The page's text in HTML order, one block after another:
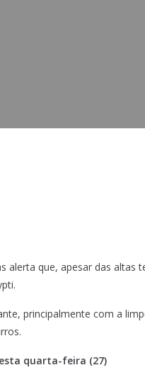
que, apesar das
principalmente com a
quarta-feira (27)